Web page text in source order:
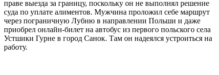
праве выезда за границу, поскольку он не выполнял решение
суда по уплате алиментов. Мужчина проложил себе маршрут
через пограничную Лубню в направлении Польши и даже
приобрел онлайн-билет на автобус из первого польского села
Устшики Гурне в город Санок. Там он надеялся устроиться на
работу.